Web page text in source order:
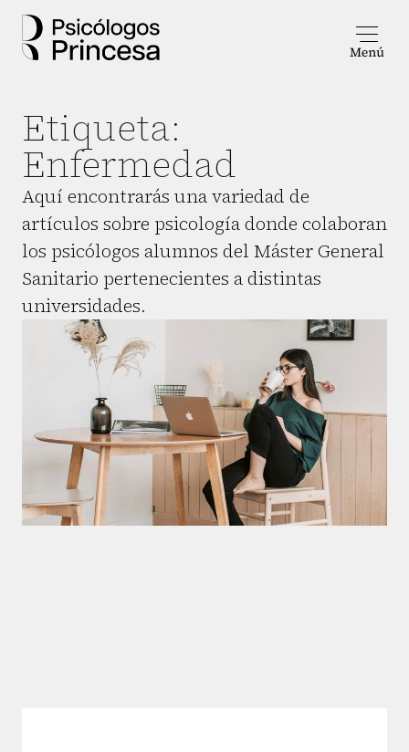
Etiqueta:
Enfermedad
Aquí encontrarás una variedad de
artículos sobre psicología donde colaboran
los psicólogos alumnos del Máster General
Sanitario pertenecientes a distintas
universidades.